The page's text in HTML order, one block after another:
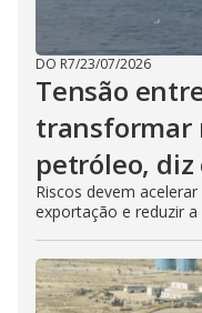
DO R7/23/07/2026
Tensão
transformar
petróleo,
Riscos devem
exportação e reduzir